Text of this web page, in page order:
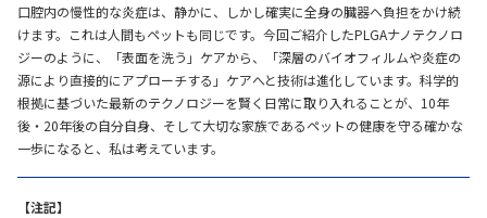
口腔内の慢性的な炎症は、静かに、しかし確実に全身の臓器へ負担をかけ続
けます。これは人間もペットも同じです。今回ご紹介したPLGAナノテクノロ
ジーのように、「表面を洗う」ケアから、「深層のバイオフィルムや炎症の
源により直接的にアプローチする」ケアへと技術は進化しています。科学的
根拠に基づいた最新のテクノロジーを賢く日常に取り入れることが、10年
後・20年後の自分自身、そして大切な家族であるペットの健康を守る確かな
一歩になると、私は考えています。
【注記】